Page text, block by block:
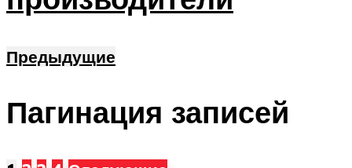
Предыдущие
Пагинация записей